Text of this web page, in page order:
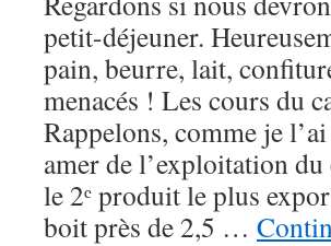
petit-déjeuner.
pain, beurre, lait,
menacés ! Les cours du
Rappelons, comme je
amer de l’exploitation
le 2ᵉ produit le plus
boit près de 2,5 …